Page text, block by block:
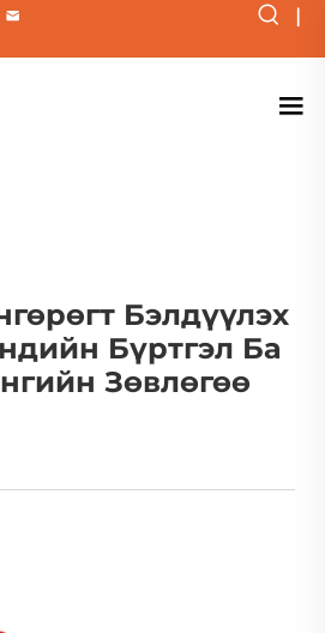
|
Бэлдүүлэх
Бүртгэл Ба
Зөвлөгөө